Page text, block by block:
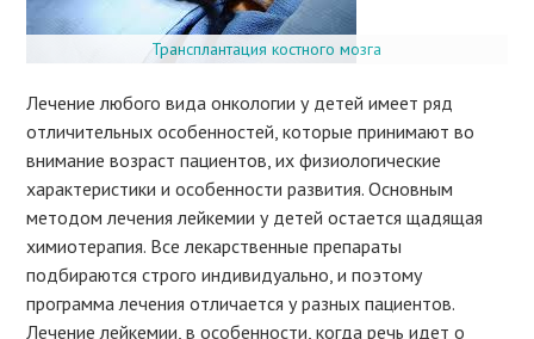
Трансплантация костного мозга
Лечение любого вида онкологии у детей имеет ряд
отличительных особенностей, которые принимают во
внимание возраст пациентов, их физиологические
характеристики и особенности развития. Основным
методом лечения лейкемии у детей остается щадящая
химиотерапия. Все лекарственные препараты
подбираются строго индивидуально, и поэтому
программа лечения отличается у разных пациентов.
Лечение лейкемии, в особенности, когда речь идет о